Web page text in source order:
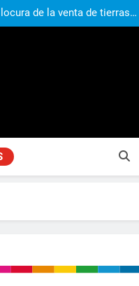
de la venta de tierras a
extranjeros”
Congreso junto a la Liga de
de la venta de tierras a
Congreso junto a la Liga de
de desagües y arroyos